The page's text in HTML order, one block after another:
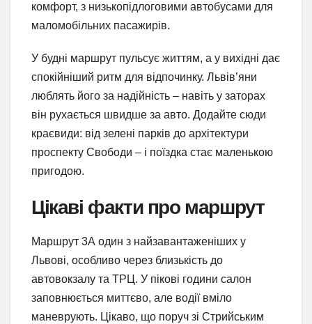
комфорт, з низькопідлоговими автобусами для
маломобільних пасажирів.
У будні маршрут пульсує життям, а у вихідні дає
спокійніший ритм для відпочинку. Львів’яни
люблять його за надійність – навіть у заторах
він рухається швидше за авто. Додайте сюди
краєвиди: від зелені парків до архітектури
проспекту Свободи – і поїздка стає маленькою
пригодою.
Цікаві факти про маршрут
Маршрут 3А один з найзавантаженіших у
Львові, особливо через близькість до
автовокзалу та ТРЦ. У пікові години салон
заповнюється миттєво, але водії вміло
маневрують. Цікаво, що поруч зі Стрийським